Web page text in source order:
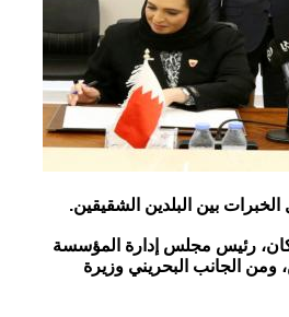
الخبرات بين البلدين الشقيقين.
رئيس مجلس إدارة المؤسسة
ومن الجانب البحريني وزيرة